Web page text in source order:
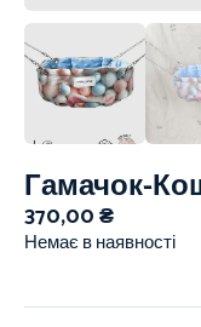
Гамачок-
370,00₴
Немає в наявності